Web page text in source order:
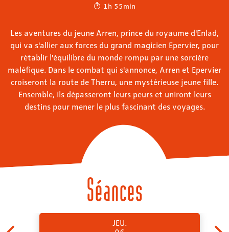
1h 55min
Les aventures du jeune Arren, prince du royaume d'Enlad,
qui va s'allier aux forces du grand magicien Epervier, pour
rétablir l'équilibre du monde rompu par une sorcière
maléfique. Dans le combat qui s'annonce, Arren et Epervier
croiseront la route de Therru, une mystérieuse jeune fille.
Ensemble, ils dépasseront leurs peurs et uniront leurs
destins pour mener le plus fascinant des voyages.
Séances
JEU.